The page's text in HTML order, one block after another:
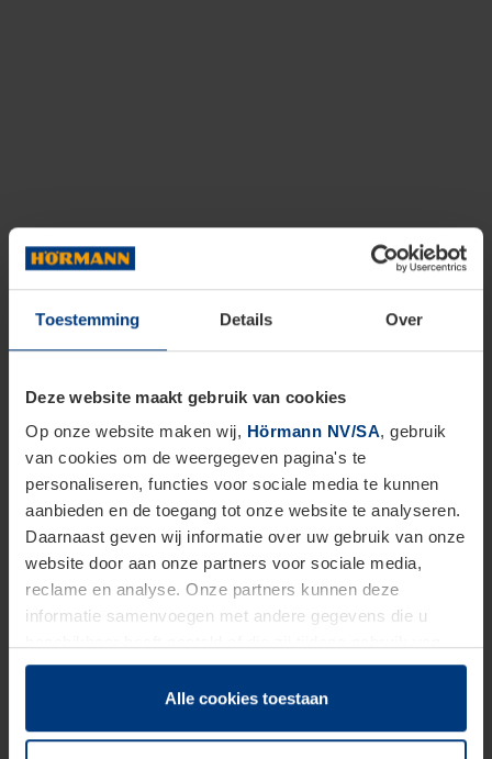
Toestemming Details Over
Deze website maakt gebruik van cookies
Op onze website maken wij, Hörmann NV/SA, gebruik
van cookies om de weergegeven pagina's te
personaliseren, functies voor sociale media te kunnen
aanbieden en de toegang tot onze website te analyseren.
Daarnaast geven wij informatie over uw gebruik van onze
website door aan onze partners voor sociale media,
reclame en analyse. Onze partners kunnen deze
informatie samenvoegen met andere gegevens die u
hun diensten hebben verzameld.
Juridisch hebben wij het recht om cookies op uw
van deze pagina's absoluut vereist is. Voor alle andere
Alle cookies toestaan